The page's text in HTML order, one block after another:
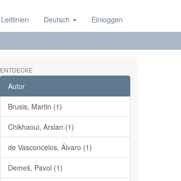
Leitlinien Deutsch Einloggen
ENTDECKE
Autor
Brusis, Martin (1)
Chikhaoui, Arslan (1)
de Vasconcelos, Álvaro (1)
Demeš, Pavol (1)